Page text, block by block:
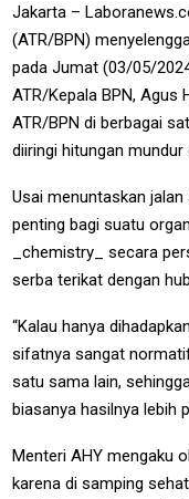
Jakarta –
(ATR/BPN)
pada Jumat (03/05/
ATR/Kepala BPN, Agus
ATR/BPN di berbagai
diiringi hitungan mundur
Usai menuntaskan
penting bagi suatu
_chemistry_ secara
serba terikat dengan
“Kalau hanya
sifatnya sangat
satu sama lain,
biasanya hasilnya lebih
Menteri AHY mengaku
karena di samping